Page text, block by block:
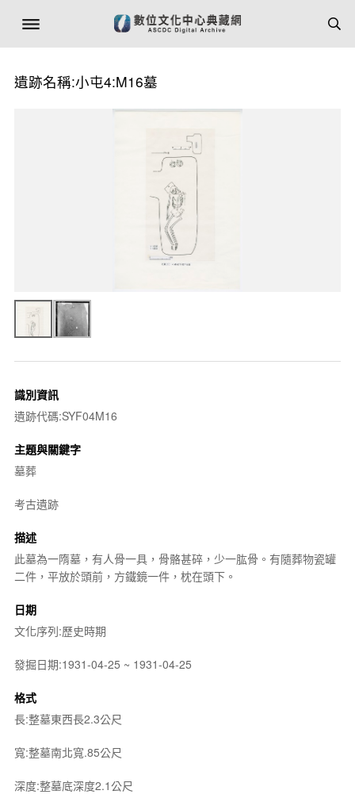
遺跡名稱:小屯4:M16墓
識別資訊
遺跡代碼:SYF04M16
主題與關鍵字
墓葬
考古遺跡
描述
此墓為一隋墓，有人骨一具，骨骼甚碎，少一肱骨。有隨葬物瓷罐
二件，平放於頭前，方鐵鏡一件，枕在頭下。
日期
文化序列:歷史時期
發掘日期:1931-04-25 ~ 1931-04-25
格式
長:整墓東西長2.3公尺
寬:整墓南北寬.85公尺
深度:整墓底深度2.1公尺